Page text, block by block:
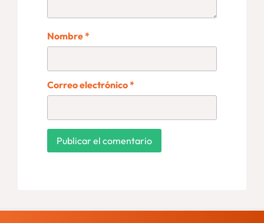
Nombre*
Correo electrónico*